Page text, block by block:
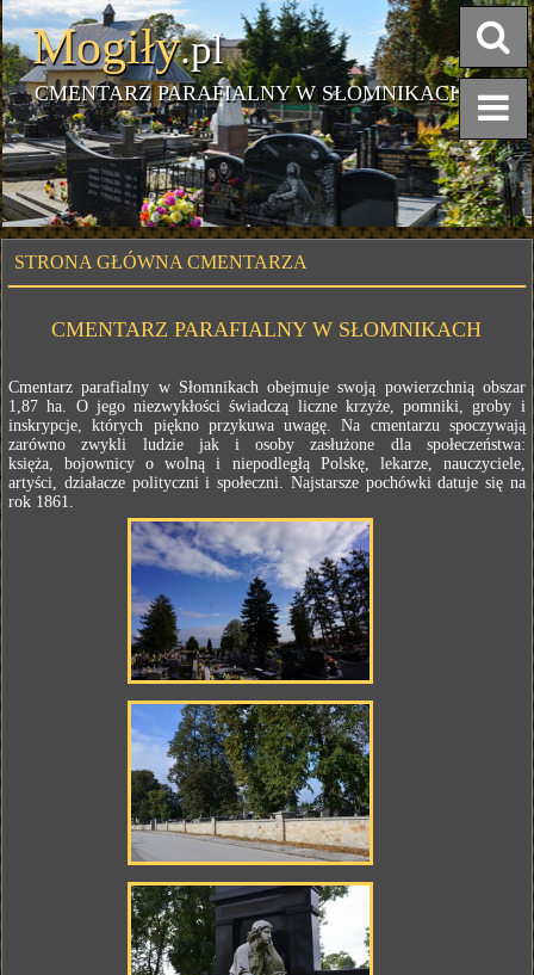
Mogiły.pl
CMENTARZ PARAFIALNY W SŁOMNIKACH
STRONA GŁÓWNA CMENTARZA
CMENTARZ PARAFIALNY W SŁOMNIKACH
Cmentarz parafialny w Słomnikach obejmuje swoją powierzchnią obszar
1,87 ha. O jego niezwykłości świadczą liczne krzyże, pomniki, groby i
inskrypcje, których piękno przykuwa uwagę. Na cmentarzu spoczywają
zarówno zwykli ludzie jak i osoby zasłużone dla społeczeństwa:
księża, bojownicy o wolną i niepodległą Polskę, lekarze, nauczyciele,
artyści, działacze polityczni i społeczni. Najstarsze pochówki datuje się na
rok 1861.